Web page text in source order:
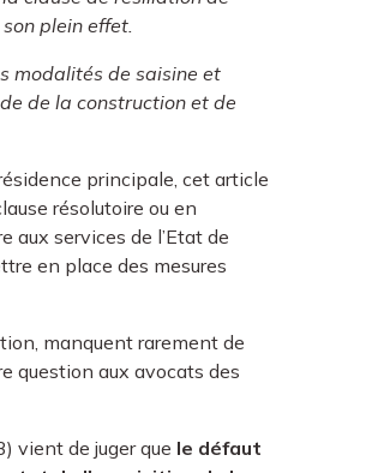
plein effet.
modalités de saisine et
de la construction et de
principale, cet article
résolutoire ou en
aux services de l’Etat de
en place des mesures
manquent rarement de
question aux avocats des
vient de juger que le défaut